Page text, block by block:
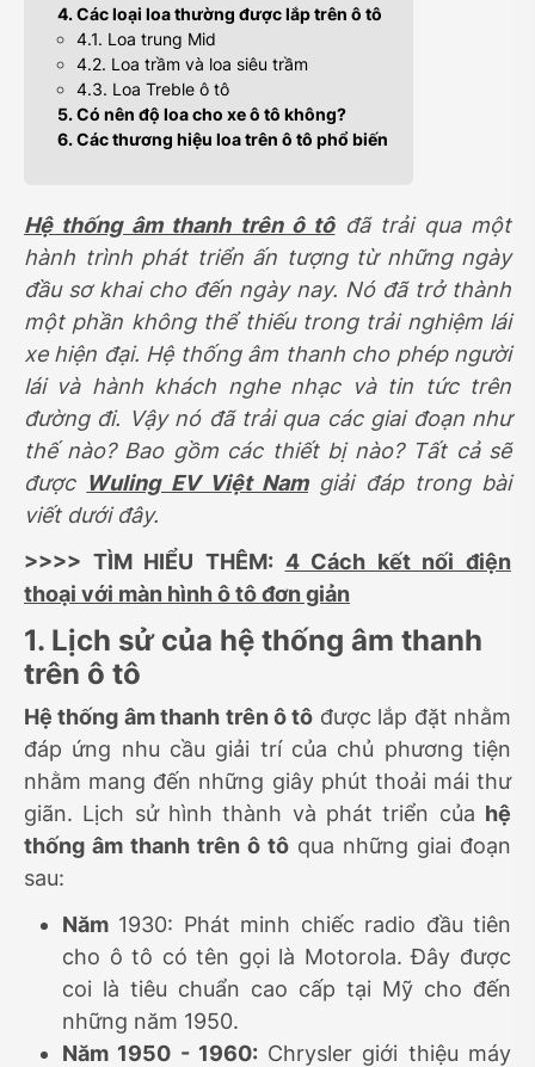
4. Các loại loa thường được lắp trên ô tô
4.1. Loa trung Mid
4.2. Loa trầm và loa siêu trầm
4.3. Loa Treble ô tô
5. Có nên độ loa cho xe ô tô không?
6. Các thương hiệu loa trên ô tô phổ biến
Hệ thống âm thanh trên ô tôđã trải qua một
hành trình phát triển ấn tượng từ những ngày
đầu sơ khai cho đến ngày nay. Nó đã trở thành
một phần không thể thiếu trong trải nghiệm lái
xe hiện đại. Hệ thống âm thanh cho phép người
lái và hành khách nghe nhạc và tin tức trên
đường đi. Vậy nó đã trải qua các giai đoạn như
thế nào? Bao gồm các thiết bị nào? Tất cả sẽ
được Wuling EV Việt Namgiải đáp trong bài
viết dưới đây.
>>>> TÌM HIỂU THÊM: 4 Cách kết nối điện
thoại với màn hình ô tô đơn giản
1. Lịch sử của hệ thống âm thanh
trên ô tô
Hệ thống âm thanh trên ô tô được lắp đặt nhằm
đáp ứng nhu cầu giải trí của chủ phương tiện
nhằm mang đến những giây phút thoải mái thư
giãn. Lịch sử hình thành và phát triển của hệ
thống âm thanh trên ô tô qua những giai đoạn
sau:
Năm 1930: Phát minh chiếc radio đầu tiên
cho ô tô có tên gọi là Motorola. Đây được
coi là tiêu chuẩn cao cấp tại Mỹ cho đến
những năm 1950.
Năm 1950 - 1960:Chrysler giới thiệu máy